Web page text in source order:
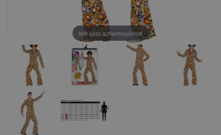
klik voor schermvullend